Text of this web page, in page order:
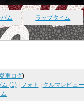
ム ラップタイム
車ログ)
ム (1)| フォト クルマレビュー